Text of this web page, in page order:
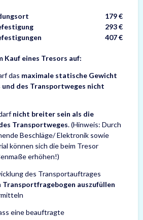
179 €
293 €
407 €
Kauf eines Tresors auf:
das maximale statische Gewicht
des Transportweges nicht
nicht breiter sein als die
Transportweges. (Hinweis: Durch
Beschläge/ Elektronik sowie
können sich die beim Tresor
erhöhen!)
des Transportauftrages
Transportfragebogen auszufüllen
eine beauftragte